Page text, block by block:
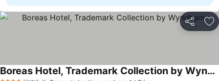
Compartir
Boreas Hotel, Trademark Collection by Wyndham